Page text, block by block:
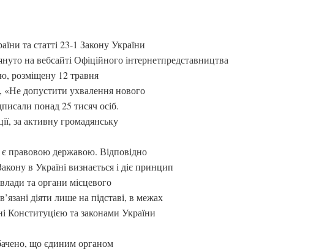
та статті 23-1 Закону України
на вебсайті Офіційного інтернетпредставництва
розміщену 12 травня
допустити ухвалення нового
понад 25 тисяч осіб.
за активну громадянську
є правовою державою. Відповідно
в Україні визнається і діє принцип
та органи місцевого
діяти лише на підставі, в межах
Конституцією та законами України
що єдиним органом